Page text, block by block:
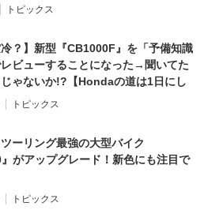
トピックス
冷？】新型『CB1000F』を「予備知識
ビューすることになった→聞いてた
ゃないか!?【Hondaの道は1日にし
CB1000F ①第一印象 編】
トピックス
ーリング最強の大型バイク
』がアップグレード！新色にも注目で
トピックス